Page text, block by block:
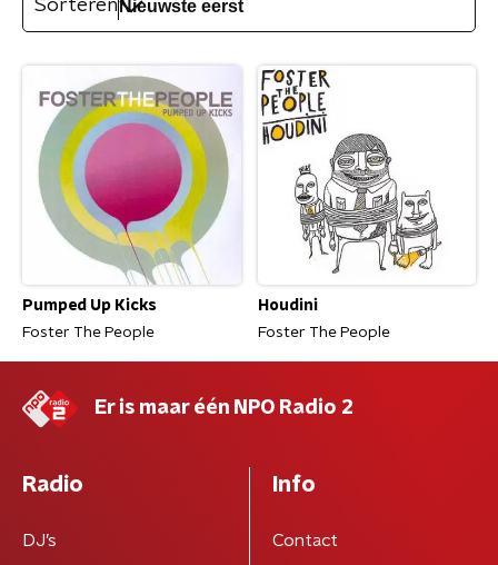
Sorteren
Pumped Up Kicks
Foster The People
Houdini
Foster The People
Er is maar één NPO Radio 2
Radio
DJ’s
Info
Contact